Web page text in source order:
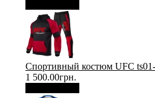
Спортивный костюм UFC
1 500.00грн.